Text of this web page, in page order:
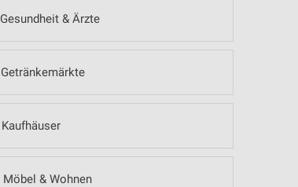
Gesundheit & Ärzte
Getränkemärkte
Kaufhäuser
Möbel & Wohnen